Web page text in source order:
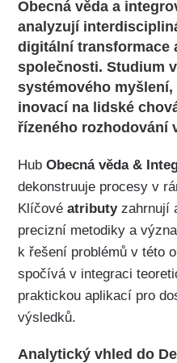
Obecná věda a
analyzují
digitální transformace
společnosti. Studium
systémového
inovací na lidské
řízeného rozhodování
HubObecná věda &
dekonstruuje procesy v
Klíčovéatributyzahrnují
precizní metodiky a
k řešení problémů v této
spočívá v integraci
praktickou aplikací pro
výsledků.
Analytický vhled do